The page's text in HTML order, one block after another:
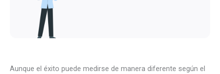
Aunque el éxito puede medirse de manera diferente según el